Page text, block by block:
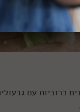
כרוביות עם